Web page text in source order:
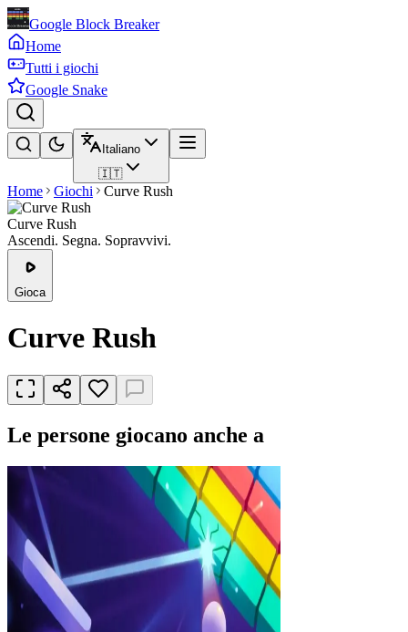
Google Block Breaker
Home
Tutti i giochi
Google Snake
Italiano
🇮🇹
Home Giochi Curve Rush
Curve Rush
Ascendi. Segna. Sopravvivi.
Gioca
Curve Rush
Le persone giocano anche a